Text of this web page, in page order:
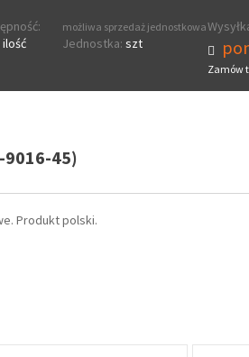
ilość
możliwa sprzedaż jednostkowa
Jednostka: szt
Zamów
9016-45)
Produkt polski.